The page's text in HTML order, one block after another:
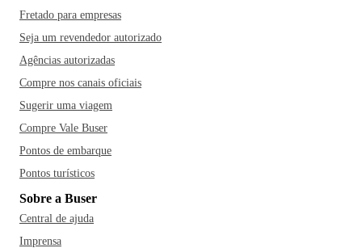
Fretado para empresas
Seja um revendedor autorizado
Agências autorizadas
Compre nos canais oficiais
Sugerir uma viagem
Compre Vale Buser
Pontos de embarque
Pontos turísticos
Sobre a Buser
Central de ajuda
Imprensa